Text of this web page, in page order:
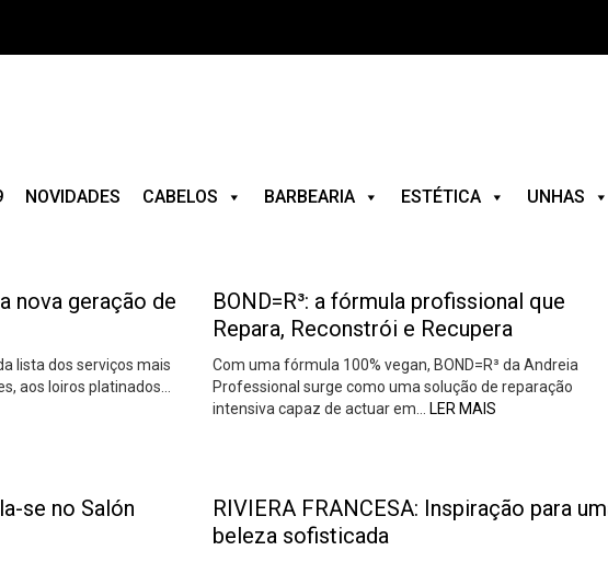
NOVIDADES CABELOS BARBEARIA ESTÉTICA UNHAS
nova geração de
lista dos serviços mais
aos loiros platinados…
BOND=R³: a fórmula profissional que
Repara, Reconstrói e Recupera
Com uma fórmula 100% vegan, BOND=R³ da Andreia
Professional surge como uma solução de reparação
intensiva capaz de actuar em…
LER MAIS
se no Salón
RIVIERA FRANCESA: Inspiração para
beleza sofisticada